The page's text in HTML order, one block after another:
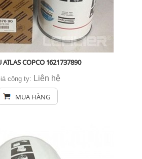
ATLAS COPCO 1621737890
công ty: Liên hệ
MUA HÀNG